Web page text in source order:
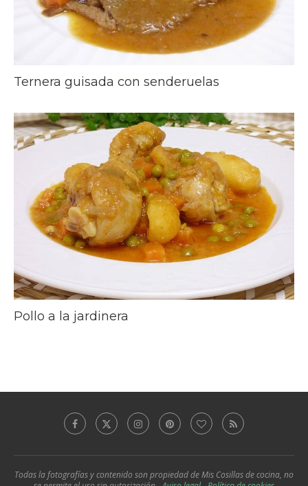
Ternera guisada con senderuelas
Pollo a la jardinera
Todas la fotografías y contenido son propiedad de Mis Cosillas de cocina, no